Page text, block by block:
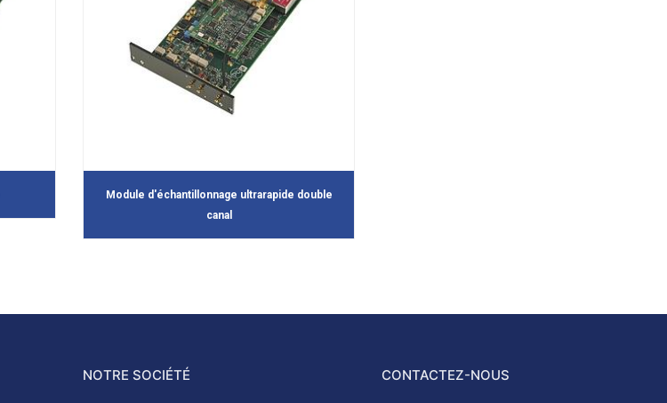
Module d'échantillonnage ultrarapide double
canal
NOTRE SOCIÉTÉ CONTACTEZ-NOUS